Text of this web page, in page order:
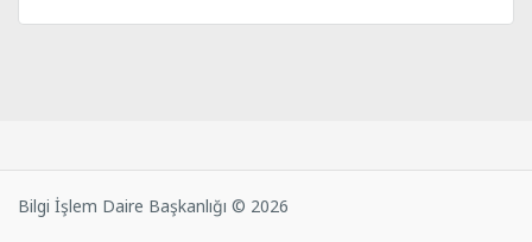
Bilgi İşlem Daire Başkanlığı © 2026